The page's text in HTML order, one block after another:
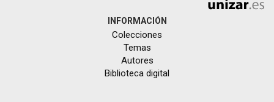
INFORMACIÓN
Colecciones
Temas
Autores
Biblioteca digital